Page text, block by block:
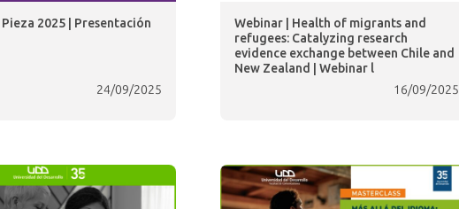
2025 | Presentación
24/09/2025
Webinar | Health of migrants and
refugees: Catalyzing research
evidence exchange between Chile and
New Zealand | Webinar l
16/09/2025